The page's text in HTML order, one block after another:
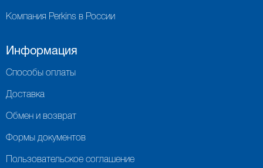
Компания Perkins в России
Информация
Способы оплаты
Доставка
Обмен и возврат
Формы документов
Пользовательское соглашение